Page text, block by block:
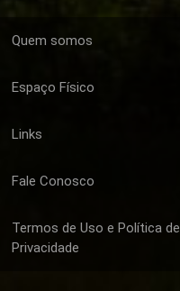
Quem somos
Espaço Físico
Links
Fale Conosco
Termos de Uso e Política de
Privacidade